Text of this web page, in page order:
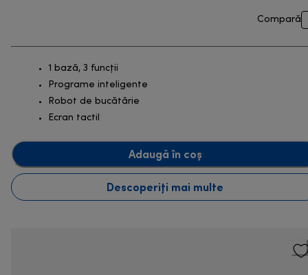
Compară
1 bază, 3 funcții
Programe inteligente
Robot de bucătărie
Ecran tactil
Adaugă în coș
Descoperiți mai multe